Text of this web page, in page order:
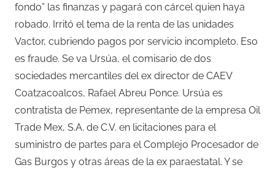
fondo” las finanzas y pagará con cárcel quien haya
robado. Irritó el tema de la renta de las unidades
Vactor, cubriendo pagos por servicio incompleto. Eso
es fraude. Se va Ursúa, el comisario de dos
sociedades mercantiles del ex director de CAEV
Coatzacoalcos, Rafael Abreu Ponce. Ursúa es
contratista de Pemex, representante de la empresa Oil
Trade Mex, S.A. de C.V. en licitaciones para el
suministro de partes para el Complejo Procesador de
Gas Burgos y otras áreas de la ex paraestatal. Y se